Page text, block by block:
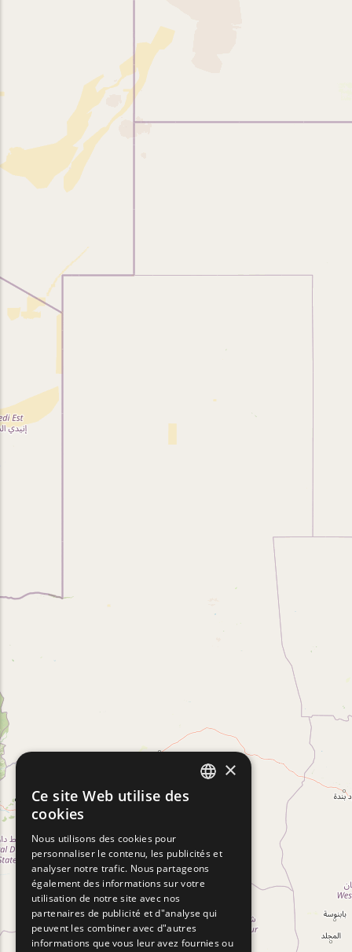
FRENCH
BULGARIAN
GERMAN
ROMANIAN
×
Ce site Web utilise des
cookies
Nous utilisons des cookies pour
personnaliser le contenu, les publicités et
analyser notre trafic. Nous partageons
également des informations sur votre
utilisation de notre site avec nos
partenaires de publicité et d"analyse qui
peuvent les combiner avec d"autres
informations que vous leur avez fournies ou